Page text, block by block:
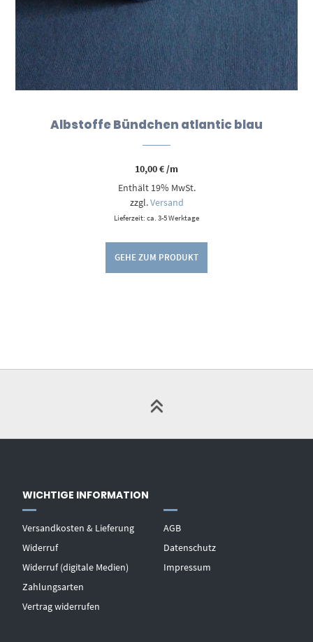
Albstoffe Bündchen atlantic blau
10,00€/m
Enthält 19% MwSt.
zzgl.Versand
Lieferzeit: ca. 3-5 Werktage
GEHE ZUM PRODUKT
WICHTIGE INFORMATION
Versandkosten & Lieferung
Widerruf
Widerruf (digitale Medien)
Zahlungsarten
Vertrag widerrufen
AGB
Datenschutz
Impressum